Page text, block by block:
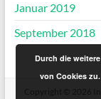
Januar 2019
September 2018
Durch die
von Cookies